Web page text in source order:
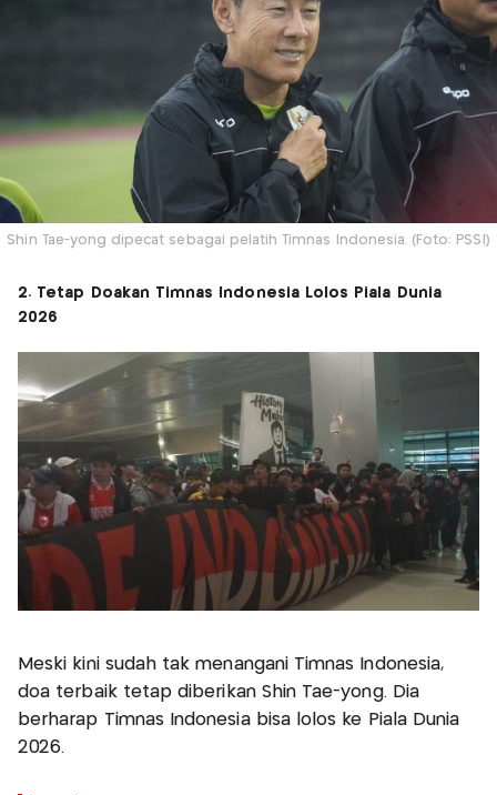
Shin Tae-yong dipecat sebagai pelatih Timnas Indonesia. (Foto: PSSI)
2. Tetap Doakan Timnas Indonesia Lolos Piala Dunia
2026
Meski kini sudah tak menangani Timnas Indonesia,
doa terbaik tetap diberikan Shin Tae-yong. Dia
berharap Timnas Indonesia bisa lolos ke Piala Dunia
2026.